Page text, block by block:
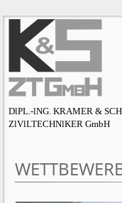
DlPL.-lNG. KRAMER &
ZlVlLTECHNlKER GmbH